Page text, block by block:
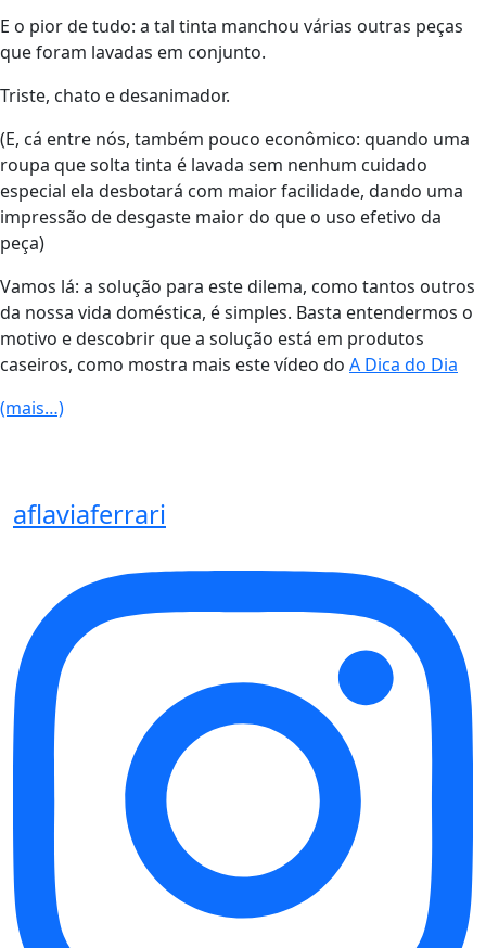
E o pior de tudo: a tal tinta manchou várias outras peças
que foram lavadas em conjunto.
Triste, chato e desanimador.
(E, cá entre nós, também pouco econômico: quando uma
roupa que solta tinta é lavada sem nenhum cuidado
especial ela desbotará com maior facilidade, dando uma
impressão de desgaste maior do que o uso efetivo da
peça)
Vamos lá: a solução para este dilema, como tantos outros
da nossa vida doméstica, é simples. Basta entendermos o
motivo e descobrir que a solução está em produtos
caseiros, como mostra mais este vídeo do A Dica do Dia
(mais…)
aflaviaferrari